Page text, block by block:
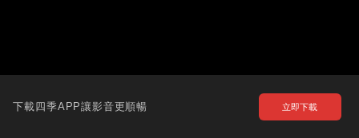
下載四季APP讓影音更順暢 立即下載